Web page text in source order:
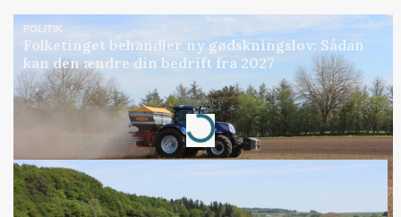
POLITIK
Folketinget behandler ny gødskningslov: Sådan
kan den ændre din bedrift fra 2027
Annonce
Loading...